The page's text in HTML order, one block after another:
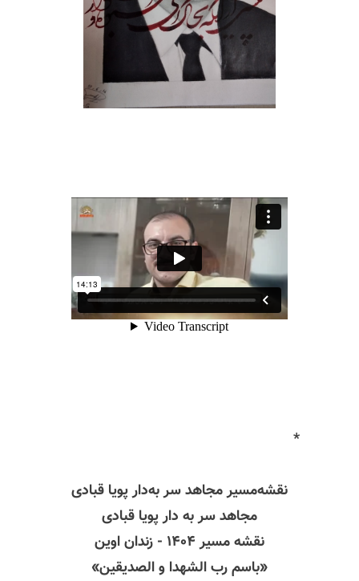
*
نقشه‌مسیر مجاهد سر به‌دار پویا قبادی
مجاهد سر به دار پویا قبادی
نقشه‌ مسیر ۱۴۰۴ - زندان اوین
«باسم رب الشهدا و الصدیقین»